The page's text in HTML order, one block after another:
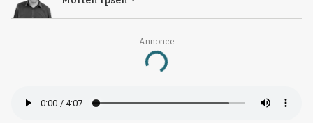
Annonce
Loading...